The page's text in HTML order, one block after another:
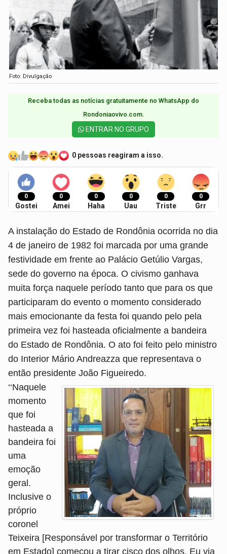
Foto: Divulgação
Receba todas as notícias gratuitamente no WhatsApp do
Rondoniaovivo.com.​
ENTRAR NO GRUPO
0 pessoas reagiram a isso.
0
Gostei
0
Amei
0
Haha
0
Uau
0
Triste
0
Grr
A instalação do Estado de Rondônia ocorrida no dia
4 de janeiro de 1982 foi marcada por uma grande
festividade em frente ao Palácio Getúlio Vargas,
sede do governo na época. O civismo ganhava
muita força naquele período tanto que para os que
participaram do evento o momento considerado
mais emocionante da festa foi quando pelo pela
primeira vez foi hasteada oficialmente a bandeira
do Estado de Rondônia. O ato foi feito pelo ministro
do Interior Mário Andreazza que representava o
então presidente João Figueiredo.
‘‘Naquele
momento
que foi
hasteada a
bandeira foi
uma
emoção
geral.
Inclusive o
próprio
coronel
Teixeira [Responsável por transformar o Território
em Estado] começou a tirar cisco dos olhos. Eu via